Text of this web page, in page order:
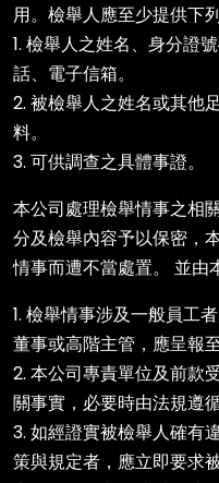
用。檢舉人應至少提供下
1. 檢舉人之姓名、身分證
話、電子信箱。
2. 被檢舉人之姓名或其他
料。
3. 可供調查之具體事證。
本公司處理檢舉情事之相
分及檢舉內容予以保密，
情事而遭不當處置。 並由
1. 檢舉情事涉及一般員工
董事或高階主管，應呈報
2. 本公司專責單位及前款
關事實，必要時由法規遵
3. 如經證實被檢舉人確有
策與規定者，應立即要求